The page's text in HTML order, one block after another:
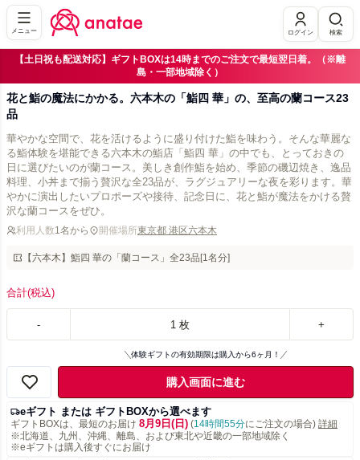
メニュー ログイン 検索
【土日祝も配送対応】ギフトBOXは14時までのご注文で最短翌日着。（※離
島・一部地域除く）
花と鮨の魔法にかかる。六本木の「鮨四 華」の、至高の蘭コース23
品
華やかな空間で、花を活けるように盛り付けた鮨を味わう。そんな華麗な
る鮨体験を堪能できる六本木の鮨店「鮨四 華」の中でも、とっておきの
日に選びたいのが蘭コース。美しき創作鮨を始め、季節の磯辺焼き、逸品
料理、小丼まで揃う贅沢な全23品が、ラグジュアリーな夜を彩ります。華
やかに演出したいプロポーズや接待、記念日に、花と鮨が魔法をかける贅
沢な蘭コースをぜひ。
利用人数1名から 開催場所東京都 港区六本木
【六本木】鮨四 華の「蘭コース」全23品[1名分]
合計(税込)
- 1 枚 +
体験ギフトの有効期限は購入から6ヶ月！
購入画面に進む
eギフト または ギフトBOXから選べます
ギフトBOXは、最短のお届け 8月9日(日) (14時間55分にご注文の場合) 詳細
※北海道、九州、沖縄、離島、および東北や近畿の一部地域除く
※eギフトは購入後すぐにお届け